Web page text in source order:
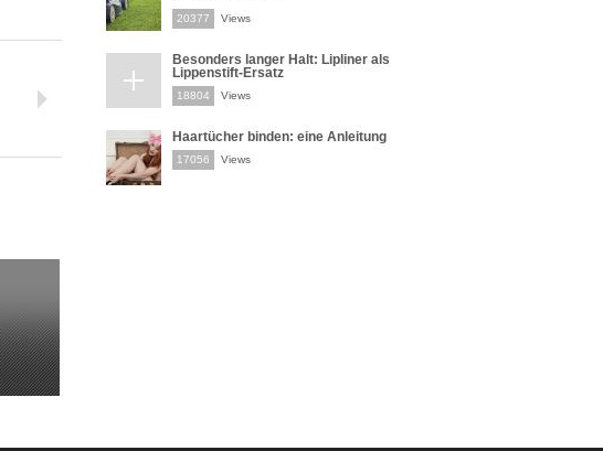
20377 Views
Besonders langer Halt: Lipliner als
Lippenstift-Ersatz
18804 Views
Haartücher binden: eine Anleitung
17056 Views